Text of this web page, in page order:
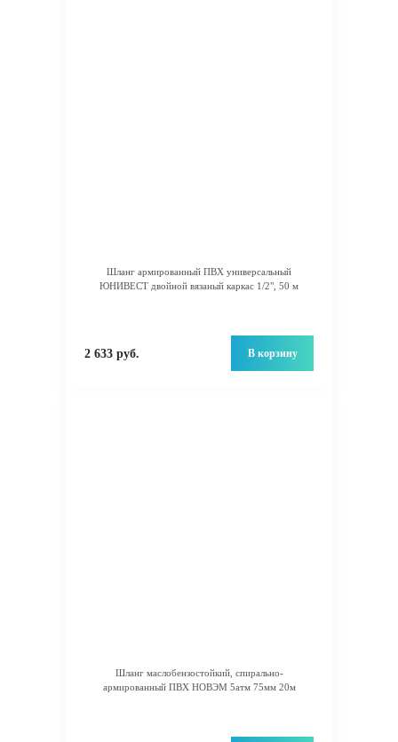
Шланг армированный ПВХ универсальный
ЮНИВЕСТ двойной вязаный каркас 1/2", 50 м
2 633 руб. В корзину
Шланг маслобензостойкий, спирально-
армированный ПВХ НОВЭМ 5атм 75мм 20м